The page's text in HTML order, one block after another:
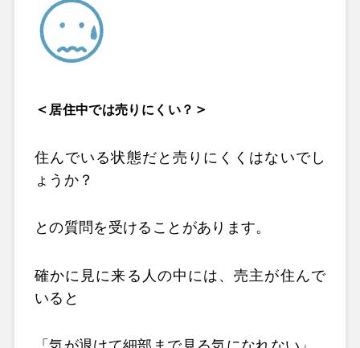
＜ 居住中では売りにくい？ ＞
住んでいる状態だと売りにくくはないでし
ょうか？
との質問を受けることがあります。
確かに見に来る人の中には、売主が住んで
いると